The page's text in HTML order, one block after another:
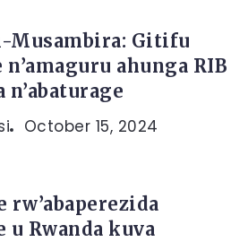
Musambira: Gitifu
ahunga RIB
n’abaturage
October 15, 2024
rw’abaperezida
u Rwanda kuva